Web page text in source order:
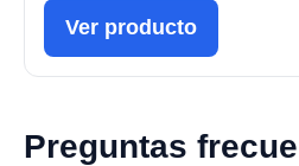
Ver producto
Preguntas